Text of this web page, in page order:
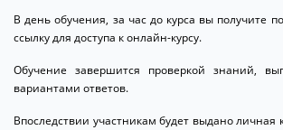
В день обучения, за час до курса вы получите
ссылку для доступа к онлайн-курсу.
Обучение завершится проверкой знаний,
вариантами ответов.
Впоследствии участникам будет выдано личнaя